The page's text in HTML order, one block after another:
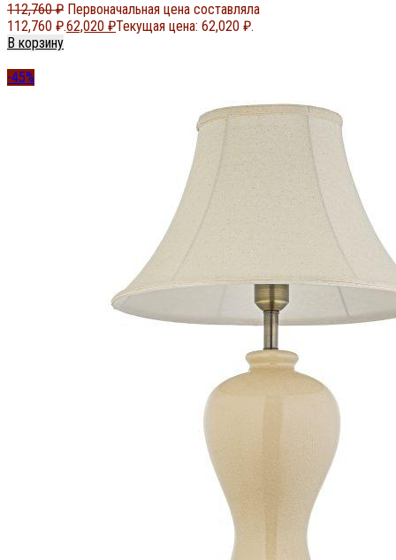
112,760₽ Первоначальная цена составляла
112,760 ₽.62,020 ₽Текущая цена: 62,020 ₽.
В корзину
-45%